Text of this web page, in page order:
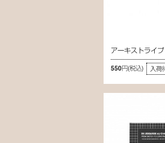
アーキストライ
550円(税込) 入荷